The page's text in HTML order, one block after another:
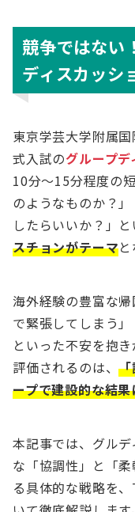
競争ではない
ディスカッシ
東京学芸大学附属
式入試のグループデ
10分〜15分程度の
のようなものか？
したらいいか？」
スチョンがテーマ
海外経験の豊富な
で緊張してしまう
といった不安を抱
評価されるのは、
ープで建設的な結
本記事では、グル
な「協調性」と「
る具体的な戦略を